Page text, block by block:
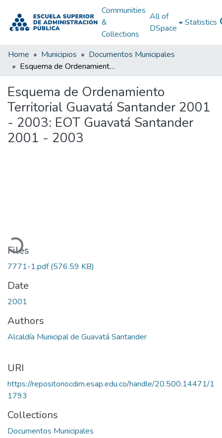
Communities
&
Collections
All of
DSpace
Statistics
Home Municipios
Documentos Municipales
Esquema de Ordenamiento Territorial Guavatá Santander 2001 - 2003: EOT Guavatá Santander 2001 - 2003
Esquema de Ordenamiento
Territorial Guavatá Santander 2001
- 2003: EOT Guavatá Santander
2001 - 2003
Loading...
Files
7771-1.pdf(576.59 KB)
Date
2001
Authors
Alcaldía Municipal de Guavatá Santander
URI
https://repositoriocdim.esap.edu.co/handle/20.500.14471/1
1793
Collections
Documentos Municipales